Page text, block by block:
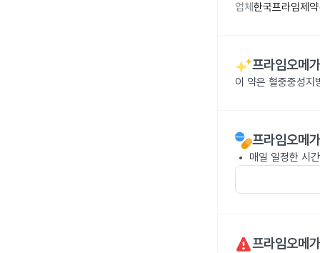
업체 한국프라임제
프라임오메
이 약은 혈중중성지
프라임오메
매일 일정한 시
프라임오메